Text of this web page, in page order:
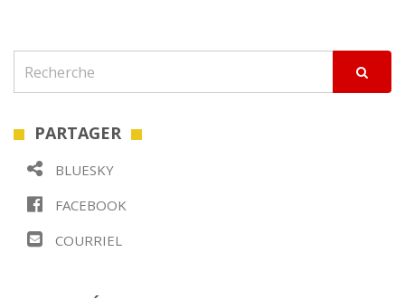
PARTAGER
BLUESKY
FACEBOOK
COURRIEL